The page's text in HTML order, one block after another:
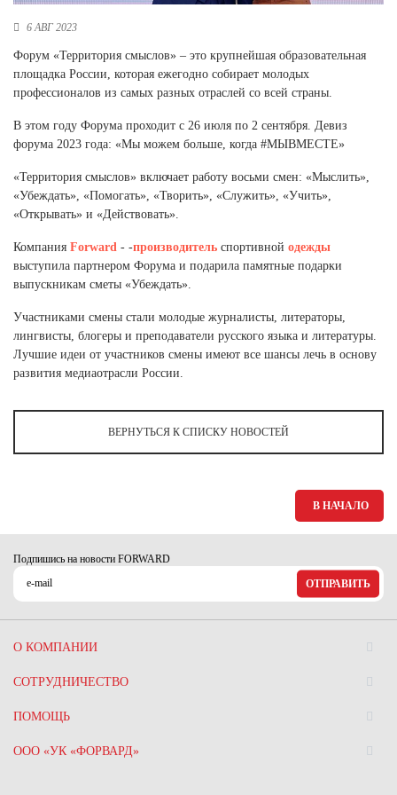
Республика Башкортостан (3)
Республика Крым (1)
Республика Татарстан (2)
Ростовская область (2)
Санкт-Петербург и ЛО (3)
Саратовская область (1)
Свердловская область (5)
Северная Осетия (2)
Смоленская область (1)
Ставропольский край (5)
Томская область (1)
Тульская область (1)
Тюменская область (3)
Челябинская область (2)
6 АВГ 2023
Форум «Территория смыслов» – это крупнейшая образовательная
площадка России, которая ежегодно собирает молодых
профессионалов из самых разных отраслей со всей страны.
В этом году Форума проходит с 26 июля по 2 сентября. Девиз
форума 2023 года: «Мы можем больше, когда #МЫВМЕСТЕ»
«Территория смыслов» включает работу восьми смен: «Мыслить»,
«Убеждать», «Помогать», «Творить», «Служить», «Учить»,
«Открывать» и «Действовать».
Компания Forward - -производитель спортивной одежды
выступила партнером Форума и подарила памятные подарки
выпускникам сметы «Убеждать».
Участниками смены стали молодые журналисты, литераторы,
лингвисты, блогеры и преподаватели русского языка и литературы.
Лучшие идеи от участников смены имеют все шансы лечь в основу
развития медиаотрасли России.
ВЕРНУТЬСЯ К СПИСКУ НОВОСТЕЙ
В НАЧАЛО
Подпишись на новости FORWARD
ОТПРАВИТЬ
О КОМПАНИИ
СОТРУДНИЧЕСТВО
ПОМОЩЬ
ООО «УК «ФОРВАРД»